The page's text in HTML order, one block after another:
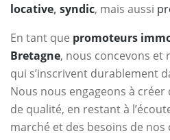
locative, syndic, mais aussi
En tant que promoteurs
Bretagne, nous concevons et
qui s’inscrivent durablement
Nous nous engageons à
de qualité, en restant à
marché et des besoins de nos